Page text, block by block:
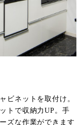
ビネットを取付け。
トで収納力UP。手
ズな作業ができます